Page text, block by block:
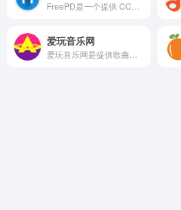
爱玩音乐网